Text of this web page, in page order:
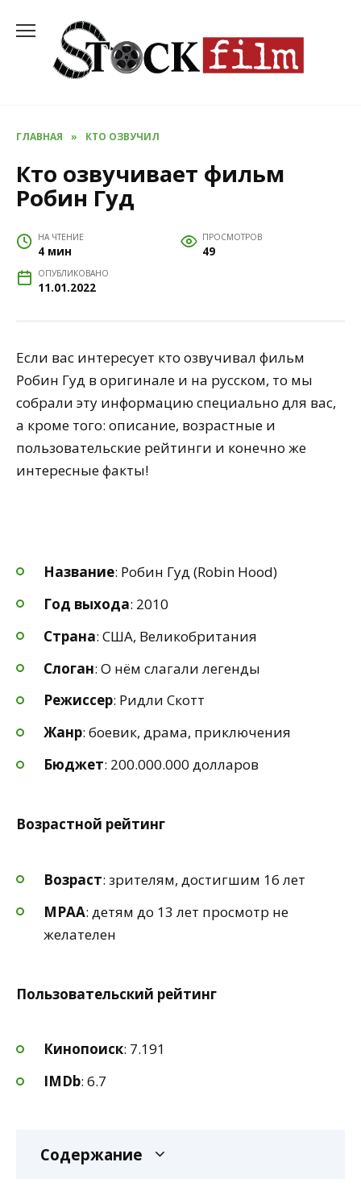
содержанию
ГЛАВНАЯ » КТО ОЗВУЧИЛ
Кто озвучивает фильм
Робин Гуд
НА ЧТЕНИЕ
4 мин
ПРОСМОТРОВ
49
ОПУБЛИКОВАНО
11.01.2022
Если вас интересует кто озвучивал фильм
Робин Гуд в оригинале и на русском, то мы
собрали эту информацию специально для вас,
а кроме того: описание, возрастные и
пользовательские рейтинги и конечно же
интересные факты!
Название: Робин Гуд (Robin Hood)
Год выхода: 2010
Страна: США, Великобритания
Слоган: О нём слагали легенды
Режиссер: Ридли Скотт
Жанр: боевик, драма, приключения
Бюджет: 200.000.000 долларов
Возрастной рейтинг
Возраст: зрителям, достигшим 16 лет
MPAA: детям до 13 лет просмотр не
желателен
Пользовательский рейтинг
Кинопоиск: 7.191
IMDb: 6.7
Содержание